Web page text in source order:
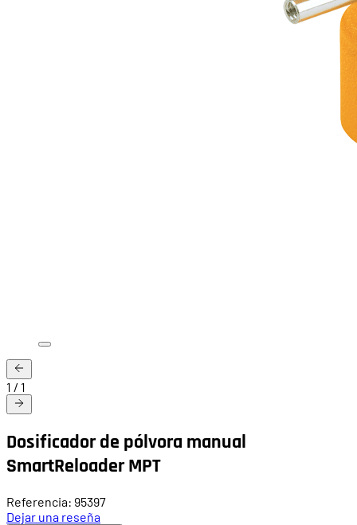
1 / 1
Dosificador de pólvora manual
SmartReloader MPT
Referencia: 95397
Dejar una reseña